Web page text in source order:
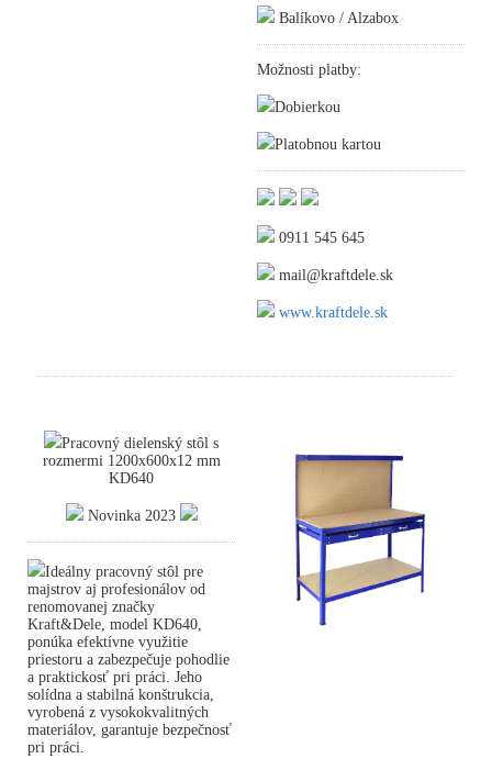
Balíkovo / Alzabox
Možnosti platby:
Dobierkou
Platobnou kartou
0911 545 645
mail@kraftdele.sk
www.kraftdele.sk
Pracovný dielenský stôl s
rozmermi 1200x600x12 mm
KD640
Novinka 2023
Ideálny pracovný stôl pre
majstrov aj profesionálov od
renomovanej značky
Kraft&Dele, model KD640,
ponúka efektívne využitie
priestoru a zabezpečuje pohodlie
a praktickosť pri práci. Jeho
solídna a stabilná konštrukcia,
vyrobená z vysokokvalitných
materiálov, garantuje bezpečnosť
pri práci.